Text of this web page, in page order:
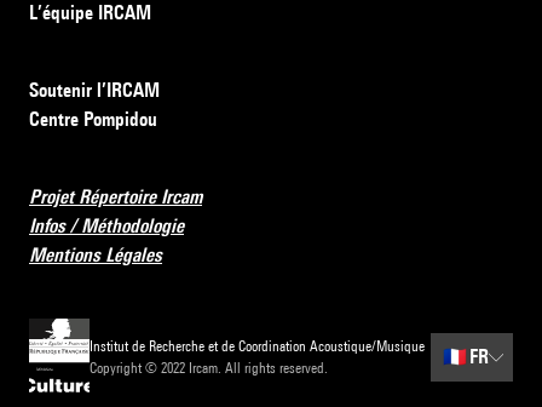
L’équipe IRCAM
Soutenir l’IRCAM
Centre Pompidou
Projet Répertoire Ircam
Infos / Méthodologie
Mentions Légales
Institut de Recherche et de Coordination Acoustique/Musique
Copyright © 2022 Ircam. All rights reserved.
🇫🇷 FR